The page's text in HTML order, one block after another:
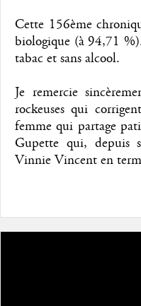
Cette 156ème
biologique (à 94,71
tabac et sans alcool.
Je remercie
rockeuses qui
femme qui partage
Gupette qui, depuis
Vinnie Vincent en